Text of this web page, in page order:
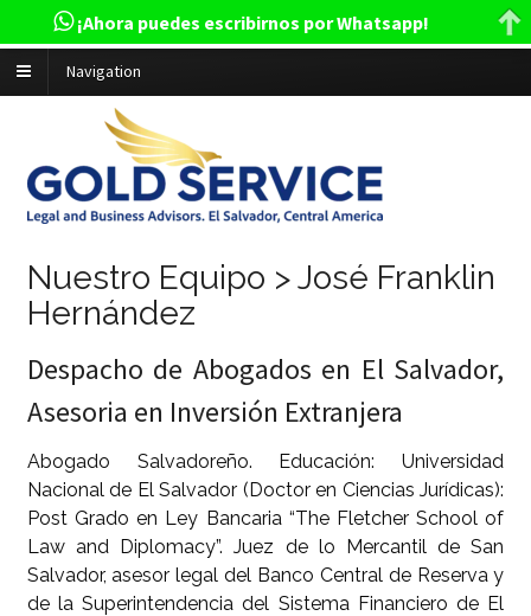
Navigation
Nuestro Equipo > José Franklin
Hernández
Despacho de Abogados en El Salvador,
Asesoria en Inversión Extranjera
Abogado Salvadoreño. Educación: Universidad
Nacional de El Salvador (Doctor en Ciencias Jurídicas):
Post Grado en Ley Bancaria “The Fletcher School of
Law and Diplomacy”. Juez de lo Mercantil de San
Salvador, asesor legal del Banco Central de Reserva y
de la Superintendencia del Sistema Financiero de El
¡Ahora puedes escribirnos por Whatsapp!